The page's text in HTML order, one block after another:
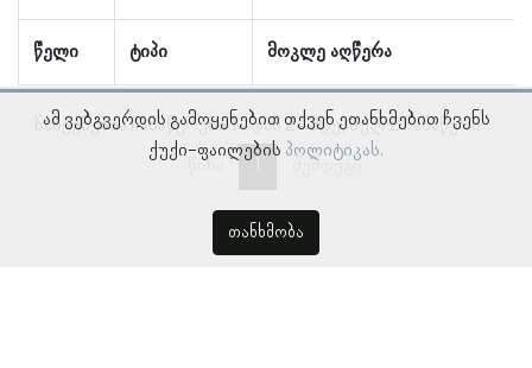
წელი ტიპი მოკლე აღწერა
ნაჩვენებია ჩანაწერები 1–დან 2–მდე, სულ 2 ჩანაწერი
წინა
შემდეგი
ამ ვებგვერდის გამოყენებით თქვენ ეთანხმებით ჩვენს
ქუქი-ფაილების პოლიტიკას.
თანხმობა